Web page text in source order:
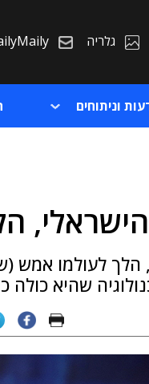
גלריה
וניתוחים
שהיא כולה